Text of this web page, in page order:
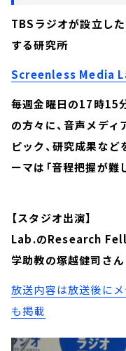
TBSラジオが設立し
する研究所
Screenless Media
毎週金曜日の17時15
の方々に、音声メデ
ピック、研究成果な
ーマは「音程把握が難
【スタジオ出演】
Lab.のResearch
学助教の塚越健司さん
放送内容は放送後に
も掲載